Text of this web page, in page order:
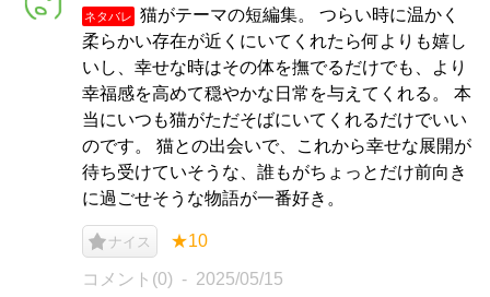
ネタバレ
猫がテーマの短編集。 つらい時に温かく
柔らかい存在が近くにいてくれたら何よりも嬉し
いし、幸せな時はその体を撫でるだけでも、より
幸福感を高めて穏やかな日常を与えてくれる。 本
当にいつも猫がただそばにいてくれるだけでいい
のです。 猫との出会いで、これから幸せな展開が
待ち受けていそうな、誰もがちょっとだけ前向き
に過ごせそうな物語が一番好き。
ナイス ★10
コメント(0) 2025/05/15